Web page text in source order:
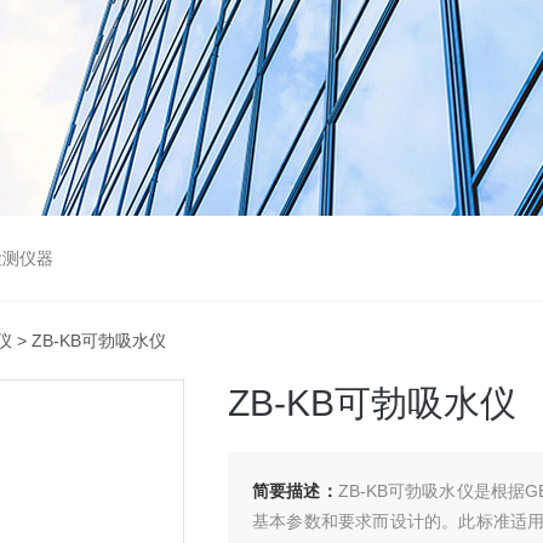
仪器
> ZB-KB可勃吸水仪
ZB-KB可勃吸水仪
简要描述： ZB-KB可勃吸水仪是根据
基本参数和要求而设计的。此标准适